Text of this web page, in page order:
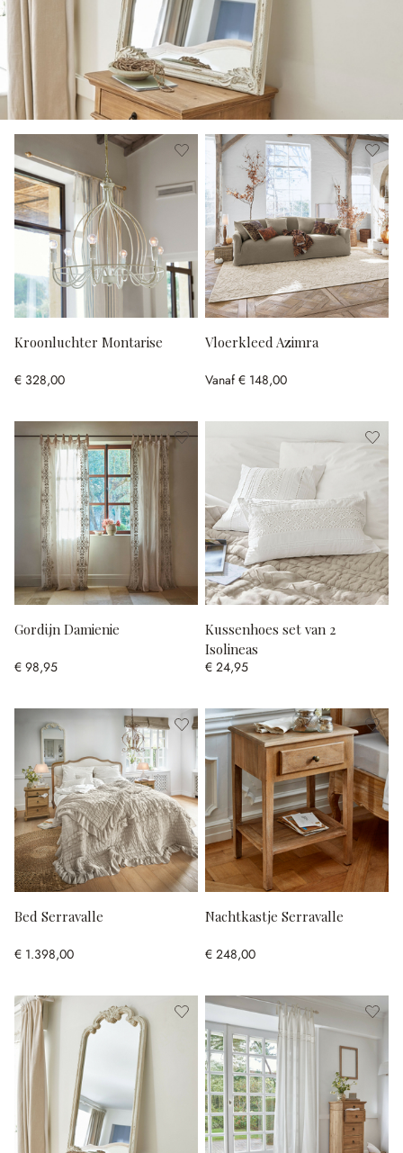
Kroonluchter Montarise
€ 328,00
Vloerkleed Azimra
Vanaf € 148,00
Gordijn Damienie
€ 98,95
Kussenhoes set van 2
Isolineas
€ 24,95
Bed Serravalle
€ 1.398,00
Nachtkastje Serravalle
€ 248,00